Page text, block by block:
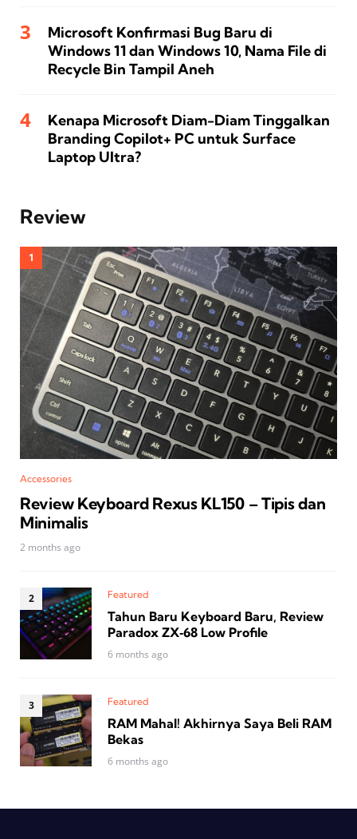
Microsoft Konfirmasi Bug Baru di
Windows 11 dan Windows 10, Nama File di
Recycle Bin Tampil Aneh
Kenapa Microsoft Diam-Diam Tinggalkan
Branding Copilot+ PC untuk Surface
Laptop Ultra?
Review
Accessories
Review Keyboard Rexus KL150 – Tipis dan
Minimalis
2 months ago
Featured
Tahun Baru Keyboard Baru, Review
Paradox ZX‑68 Low Profile
6 months ago
Featured
RAM Mahal! Akhirnya Saya Beli RAM
Bekas
6 months ago